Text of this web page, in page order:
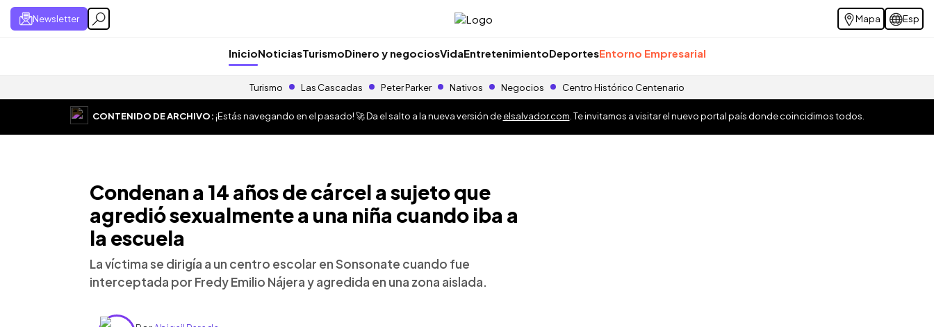
Newsletter Mapa Esp
InicioNoticiasTurismoDinero y negociosVidaEntretenimientoDeportesEntorno Empresarial
Turismo Las Cascadas Peter Parker Nativos Negocios Centro Histórico Centenario
CONTENIDO DE ARCHIVO:¡Estás navegando en el pasado! 🚀 Da el salto a la nueva versión deelsalvador.com . Te invitamos a visitar el nuevo portal país donde coincidimos todos.
Condenan a 14 años de cárcel a sujeto que
agredió sexualmente a una niña cuando iba a
la escuela
La víctima se dirigía a un centro escolar en Sonsonate cuando fue
interceptada por Fredy Emilio Nájera y agredida en una zona aislada.